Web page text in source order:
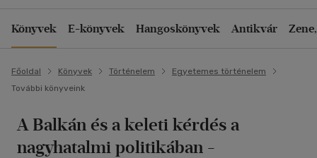
Könyvek E-könyvek Hangoskönyvek Antikvár
Főoldal Könyvek Történelem
Egyetemes történelem
További könyveink
A Balkán és a keleti kérdés a
nagyhatalmi politikában -